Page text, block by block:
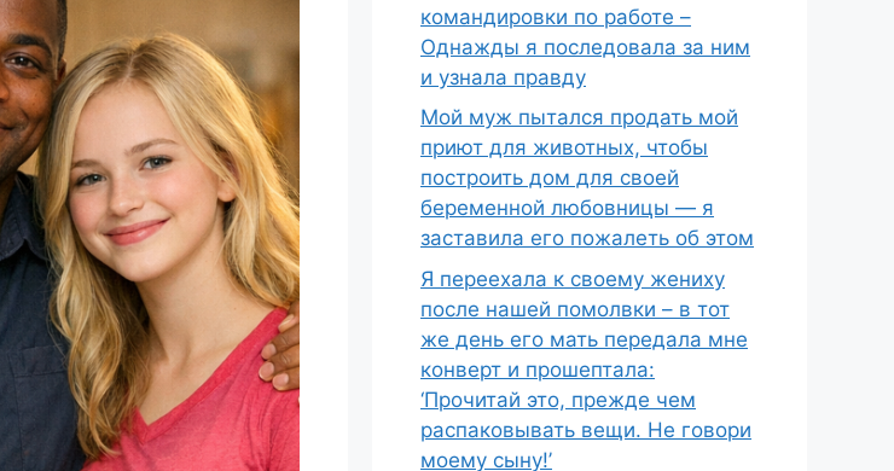
командировки по работе –
Однажды я последовала за ним
и узнала правду
Мой муж пытался продать мой
приют для животных, чтобы
построить дом для своей
беременной любовницы — я
заставила его пожалеть об этом
Я переехала к своему жениху
после нашей помолвки – в тот
же день его мать передала мне
конверт и прошептала:
‘Прочитай это, прежде чем
распаковывать вещи. Не говори
моему сыну!’